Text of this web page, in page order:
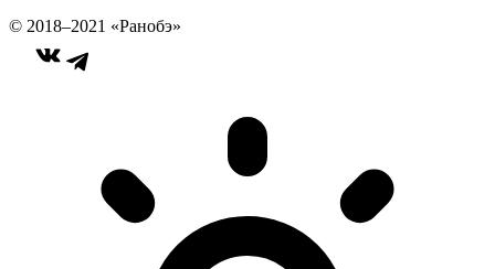
© 2018–2021 «Ранобэ»